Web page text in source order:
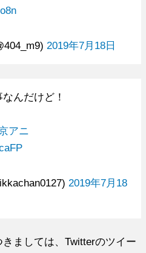
2019年7月18日
んだけど！
アニ
2019年7月18
ましては、Twitterのツイー